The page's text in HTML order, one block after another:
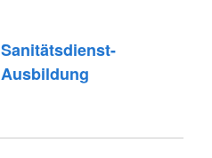
Sanitätsdienst-
Ausbildung